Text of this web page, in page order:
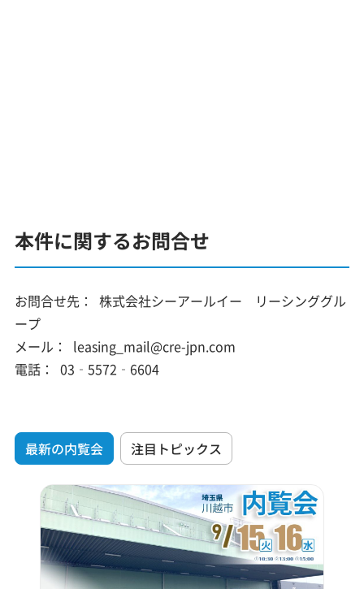
本件に関するお問合せ
お問合せ先：
株式会社シーアールイー リーシンググル
ープ
メール：
leasing_mail@cre-jpn.com
電話：
03‑5572‑6604
最新の内覧会 注目トピックス